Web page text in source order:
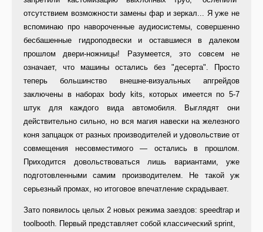
отсутствием возможности замены фар и зеркал... Я уже не
вспоминаю про навороченные аудиосистемы, совершенно
бесбашенные гидроподвески и оставшиеся в далеком
прошлом двери-ножницы! Разумеется, это совсем не
означает, что машины остались без "десерта". Просто
теперь большинство внешне-визуальных апгрейдов
заключены в наборах body kits, которых имеется по 5-7
штук для каждого вида автомобиля. Выглядят они
действительно сильно, но вся магия навески на железного
коня запцацок от разных производителей и удовольствие от
совмещения несовместимого — остались в прошлом.
Приходится довольствоваться лишь вариантами, уже
подготовленными самим производителем. Не такой уж
серьезный промах, но итоговое впечатление скрадывает.
Зато появилось целых 2 новых режима заездов: speedtrap и
toolbooth. Первый представляет собой классический sprint,